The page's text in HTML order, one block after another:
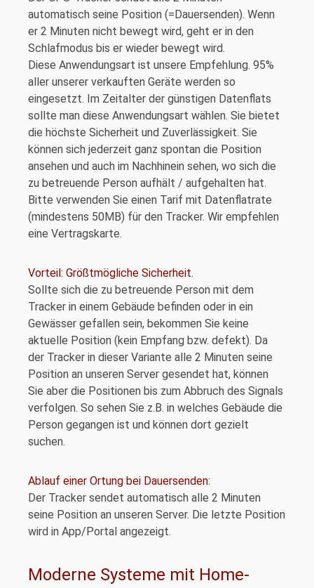
automatisch seine Position (=Dauersenden). Wenn
er 2 Minuten nicht bewegt wird, geht er in den
Schlafmodus bis er wieder bewegt wird.
Diese Anwendungsart ist unsere Empfehlung. 95%
aller unserer verkauften Geräte werden so
eingesetzt. Im Zeitalter der günstigen Datenflats
sollte man diese Anwendungsart wählen. Sie bietet
die höchste Sicherheit und Zuverlässigkeit. Sie
können sich jederzeit ganz spontan die Position
ansehen und auch im Nachhinein sehen, wo sich die
zu betreuende Person aufhält / aufgehalten hat.
Bitte verwenden Sie einen Tarif mit Datenflatrate
(mindestens 50MB) für den Tracker. Wir empfehlen
eine Vertragskarte.
Vorteil: Größtmögliche Sicherheit.
Sollte sich die zu betreuende Person mit dem
Tracker in einem Gebäude befinden oder in ein
Gewässer gefallen sein, bekommen Sie keine
aktuelle Position (kein Empfang bzw. defekt). Da
der Tracker in dieser Variante alle 2 Minuten seine
Position an unseren Server gesendet hat, können
Sie aber die Positionen bis zum Abbruch des Signals
verfolgen. So sehen Sie z.B. in welches Gebäude die
Person gegangen ist und können dort gezielt
suchen.
Ablauf einer Ortung bei Dauersenden:
Der Tracker sendet automatisch alle 2 Minuten
seine Position an unseren Server. Die letzte Position
wird in App/Portal angezeigt.
Moderne Systeme mit Home-